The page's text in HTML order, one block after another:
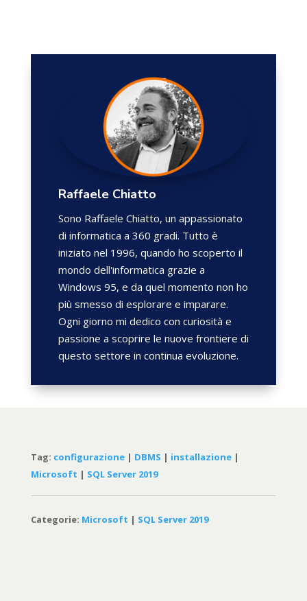
Raffaele Chiatto
Sono Raffaele Chiatto, un appassionato
di informatica a 360 gradi. Tutto è
iniziato nel 1996, quando ho scoperto il
mondo dell'informatica grazie a
Windows 95, e da quel momento non ho
più smesso di esplorare e imparare.
Ogni giorno mi dedico con curiosità e
passione a scoprire le nuove frontiere di
questo settore in continua evoluzione.
Tag: configurazione| DBMS | installazione|
Microsoft | SQL Server 2019
Categorie: Microsoft | SQL Server 2019